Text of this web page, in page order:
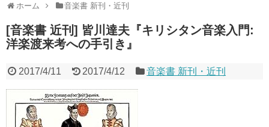
ホーム 音楽書 新刊・近刊
[音楽書 近刊] 皆川達夫『キリシタン音楽入門:
洋楽渡来考への手引き』
2017/4/11 2017/4/12 音楽書 新刊・近刊